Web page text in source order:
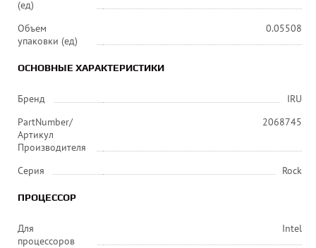
(ед)
Объем
упаковки (ед)
0.05508
ОСНОВНЫЕ ХАРАКТЕРИСТИКИ
Бренд
IRU
PartNumber/
Артикул
Производителя
2068745
Серия Rock
ПРОЦЕССОР
Для
процессоров
Intel